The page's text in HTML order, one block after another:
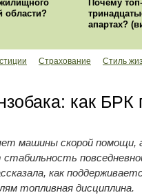
области?
Почему
апартах?
Страхование Стиль
как БРК
машины скорой
как
топливная дисциплина.